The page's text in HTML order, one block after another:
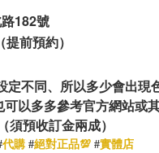
182號
前預約）
定不同、所以多少會出現
以多多參考官方網站或
須預收訂金兩成）
代購 #絕對正品💯 #實體店